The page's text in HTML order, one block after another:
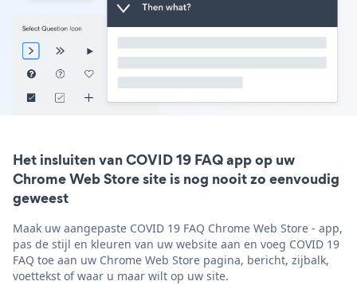
Het insluiten van COVID 19 FAQ app op uw
Chrome Web Store site is nog nooit zo eenvoudig
geweest
Maak uw aangepaste COVID 19 FAQ Chrome Web Store - app,
pas de stijl en kleuren van uw website aan en voeg COVID 19
FAQ toe aan uw Chrome Web Store pagina, bericht, zijbalk,
voettekst of waar u maar wilt op uw site.